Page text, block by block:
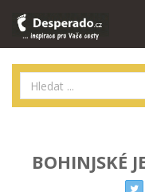
BOHINJSKÉ